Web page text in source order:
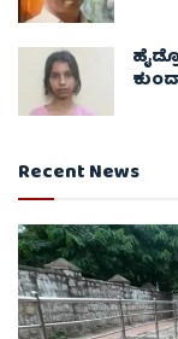
Recent News